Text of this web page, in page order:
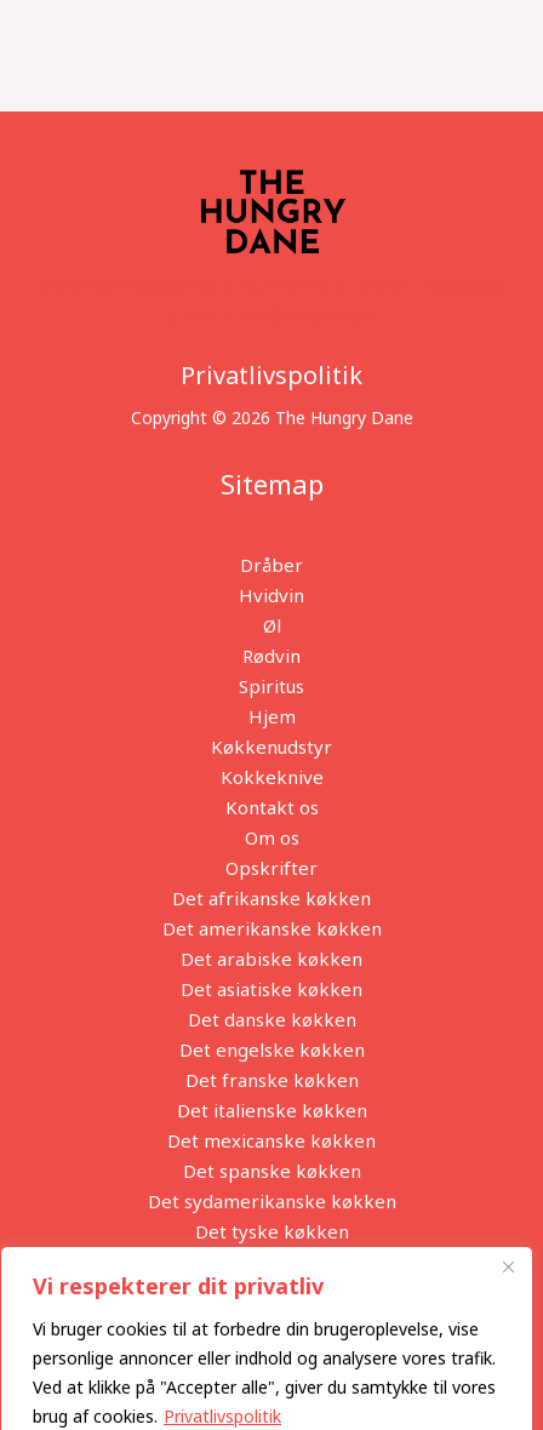
Vi respekterer dit privatliv
Vi bruger cookies til at forbedre din brugeroplevelse, vise
personlige annoncer eller indhold og analysere vores trafik.
Ved at klikke på "Accepter alle", giver du samtykke til vores
brug af cookies. Privatlivspolitik
Privatlivspolitik
Copyright © 2026 The Hungry Dane
Sitemap
Dråber
Hvidvin
Øl
Rødvin
Spiritus
Hjem
Køkkenudstyr
Kokkeknive
Kontakt os
Om os
Opskrifter
Det afrikanske køkken
Det amerikanske køkken
Det arabiske køkken
Det asiatiske køkken
Det danske køkken
Det engelske køkken
Det franske køkken
Det italienske køkken
Det mexicanske køkken
Det spanske køkken
Det sydamerikanske køkken
Det tyske køkken
Privatlivspolitik
Se alle blogindlæg
Archives